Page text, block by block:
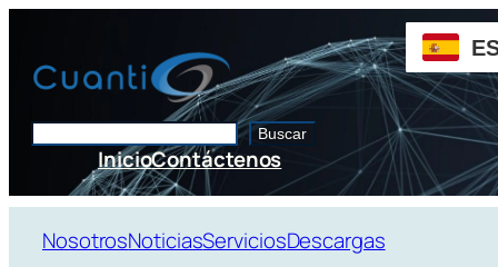
contenido
Buscar
Buscar
InicioContáctenos
NosotrosNoticiasServiciosDescargas